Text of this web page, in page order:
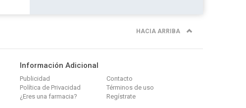
HACIA ARRIBA
Información Adicional
Publicidad
Contacto
Política de Privacidad
Términos de uso
¿Eres una farmacia?
Regístrate